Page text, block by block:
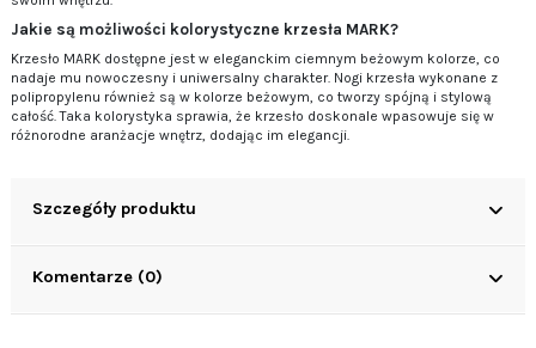
Jakie są możliwości kolorystyczne krzesła MARK?
Krzesło MARK dostępne jest w eleganckim ciemnym beżowym kolorze, co
nadaje mu nowoczesny i uniwersalny charakter. Nogi krzesła wykonane z
polipropylenu również są w kolorze beżowym, co tworzy spójną i stylową
całość. Taka kolorystyka sprawia, że krzesło doskonale wpasowuje się w
różnorodne aranżacje wnętrz, dodając im elegancji.
Szczegóły produktu
Komentarze (0)